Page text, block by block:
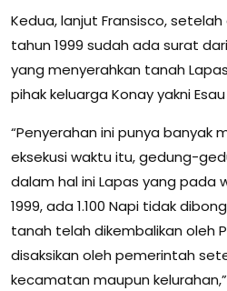
Kedua, lanjut Fransisco, setelah
tahun 1999 sudah ada surat
yang menyerahkan tanah
pihak keluarga Konay yakni
“Penyerahan ini punya banyak
eksekusi waktu itu, gedung-
dalam hal ini Lapas yang pada
1999, ada 1.100 Napi tidak
tanah telah dikembalikan oleh
disaksikan oleh pemerintah
kecamatan maupun